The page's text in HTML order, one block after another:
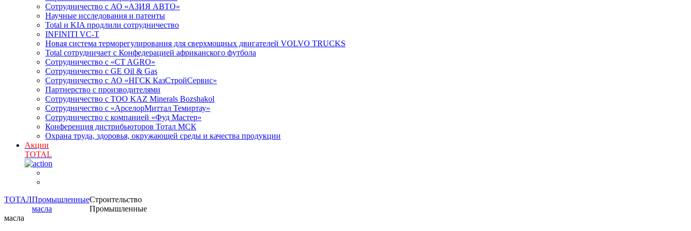
Сотрудничество с АО «АЗИЯ АВТО»
Научные исследования и патенты
Total и KIA продлили сотрудничество
INFINITI VC-T
Новая система терморегулирования для сверхмощных двигателей VOLVO TRUCKS
Total сотрудничает с Конфедерацией африканского футбола
Сотрудничество с «CT AGRO»
Сотрудничество c GE Oil & Gas
Сотрудничество с АО «НГСК КазСтройСервис»
Партнерство с производителями
Сотрудничество с ТОО KAZ Minerals Bozshakol
Сотрудничество с «АрселорМиттал Темиртау»
Сотрудничество с компанией «Фуд Мастер»
Конференция дистрибьюторов Тотал МСК
Охрана труда, здоровья, окружающей среды и качества продукции
Акции
TOTAL
ТОТАЛПромышленные
масла
Строительство
Промышленные
масла